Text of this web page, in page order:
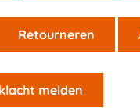
Retourneren
melden